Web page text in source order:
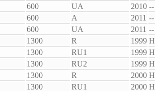
600 UA 2010 --
600 A 2011 --
600 UA 2011 --
1300 R 1999
1300 RU1 1999
1300 RU2 1999
1300 R 2000
1300 RU1 2000